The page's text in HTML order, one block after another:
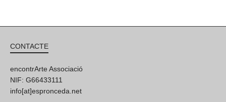
CONTACTE
encontrArte Associació
NIF: G66433111
info[at]espronceda.net